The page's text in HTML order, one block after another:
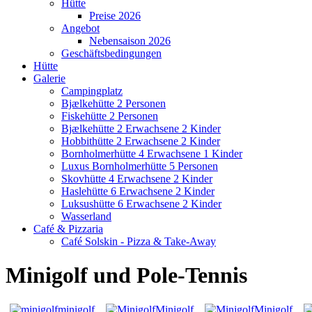
Hütte
Preise 2026
Angebot
Nebensaison 2026
Geschäftsbedingungen
Hütte
Galerie
Campingplatz
Bjælkehütte 2 Personen
Fiskehütte 2 Personen
Bjælkehütte 2 Erwachsene 2 Kinder
Hobbithütte 2 Erwachsene 2 Kinder
Bornholmerhütte 4 Erwachsene 1 Kinder
Luxus Bornholmerhütte 5 Personen
Skovhütte 4 Erwachsene 2 Kinder
Haslehütte 6 Erwachsene 2 Kinder
Luksushütte 6 Erwachsene 2 Kinder
Wasserland
Café & Pizzaria
Café Solskin - Pizza & Take-Away
Minigolf und Pole-Tennis
minigolf Minigolf Minigolf